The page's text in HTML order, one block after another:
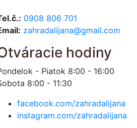
0908 806 701
zahradalijana@gmail.com
hodiny
- Piatok 8:00 - 16:00
8:00 - 11:30
facebook.com/zahradalijana
instagram.com/zahradalijana